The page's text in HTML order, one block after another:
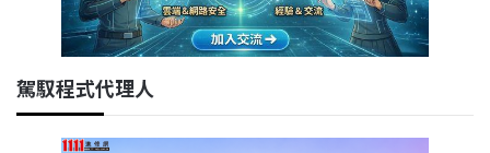
駕馭程式代理人